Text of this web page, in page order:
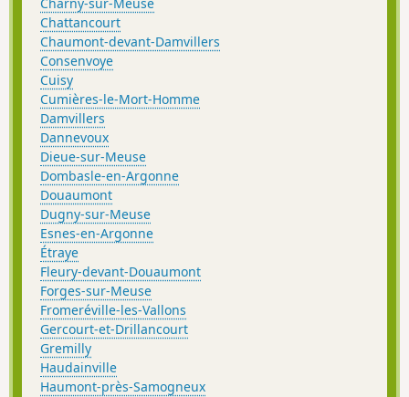
Chattancourt
Chaumont-devant-Damvillers
Consenvoye
Cuisy
Cumières-le-Mort-Homme
Damvillers
Dannevoux
Dieue-sur-Meuse
Dombasle-en-Argonne
Douaumont
Dugny-sur-Meuse
Esnes-en-Argonne
Étraye
Fleury-devant-Douaumont
Forges-sur-Meuse
Fromeréville-les-Vallons
Gercourt-et-Drillancourt
Gremilly
Haudainville
Haumont-près-Samogneux